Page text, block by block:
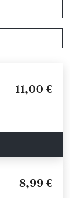
11,00 €
8,99 €